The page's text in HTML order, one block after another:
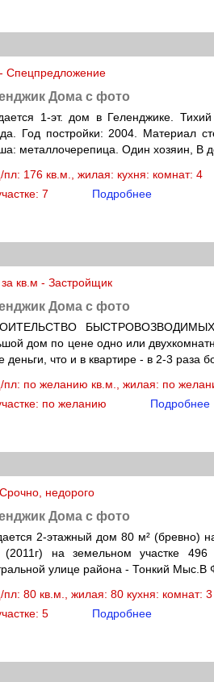
Спецпредложение
Дома с фото
1-эт. дом в Геленджике.
Год постройки: 2004. Материал
металлочерепица. Один хозяин, В
176 кв.м., жилая: кухня: комнат: 4
7
Подробнее
кв.м - Застройщик
Дома с фото
дом по цене одно или
деньги, что и в квартире - в 2-3 раза
по желанию кв.м., жилая: по
по желанию
Подробнее
недорого
Дома с фото
2-этажный дом 80 м² (бревно)
на земельном участке
улице района - Тонкий Мыс.В
80 кв.м., жилая: 80 кухня: комнат: 3
5
Подробнее